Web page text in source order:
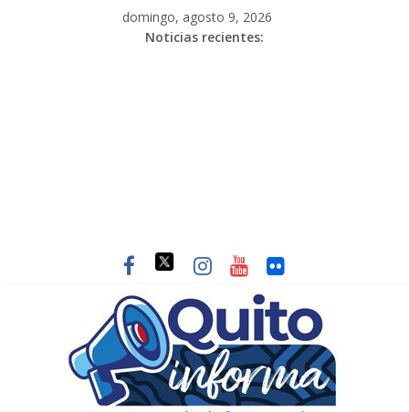
domingo, agosto 9, 2026
Noticias recientes: